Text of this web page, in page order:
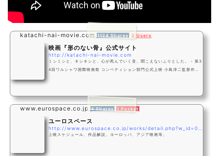
katachi-nai-movie.com 1124 Shares 2 Users
映画『形のない骨』公式サイト
http://katachi-nai-movie.com
ミシミシと、キシキシと、心が死んでいく音。聞こえないふりとした。 - 第3
4回ワルシャワ国際映画祭 コンペティション部門公式上映 小島淳二監督作品
www.eurospace.co.jp 4 Shares 1 Pocket
ユーロスペース
上映スケジュール、作品解説。ヨーロッパ、アジア映画等。